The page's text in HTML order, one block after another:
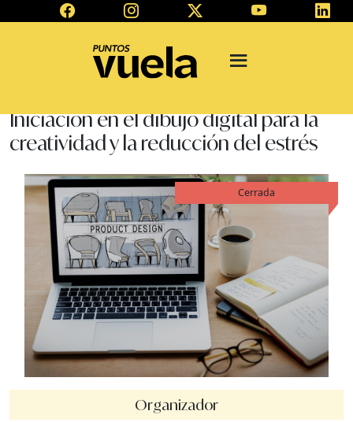
Iniciación en el dibujo digital para la
creatividad y la reducción del estrés
Cerrada
Organizador